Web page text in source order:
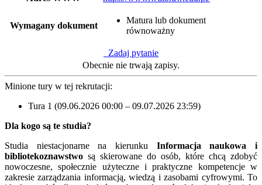
Wymagany dokument
Matura lub dokument
równoważny
Zadaj pytanie
Obecnie nie trwają zapisy.
Minione tury w tej rekrutacji:
Tura 1 (09.06.2026 00:00 – 09.07.2026 23:59)
Dla kogo są te studia?
Studia niestacjonarne na kierunku Informacja naukowa i
bibliotekoznawstwo są skierowane do osób, które chcą zdobyć
nowoczesne, społecznie użyteczne i praktyczne kompetencje w
zakresie zarządzania informacją, wiedzą i zasobami cyfrowymi. To